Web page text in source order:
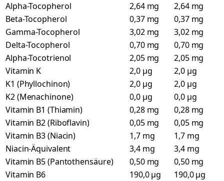
Alpha-Tocopherol
2,64 mg
2,64 mg
Beta-Tocopherol
0,37 mg
0,37 mg
Gamma-Tocopherol
3,02 mg
3,02 mg
Delta-Tocopherol
0,70 mg
0,70 mg
Alpha-Tocotrienol
2,05 mg
2,05 mg
Vitamin K
2,0 µg
2,0 µg
K1 (Phyllochinon)
2,0 µg
2,0 µg
K2 (Menachinone)
0,0 µg
0,0 µg
Vitamin B1 (Thiamin)
0,28 mg
0,28 mg
Vitamin B2 (Riboflavin)
0,05 mg
0,05 mg
Vitamin B3 (Niacin)
1,7 mg
1,7 mg
Niacin-Äquivalent
3,4 mg
3,4 mg
Vitamin B5 (Pantothensäure)
0,50 mg
0,50 mg
Vitamin B6
190,0 µg
190,0 µg